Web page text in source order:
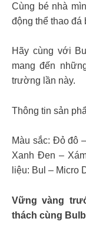
Cùng bé nhà
động thể thao đá
Hãy cùng với
mang đến
trường lần này.
Thông tin sản
Màu sắc: Đỏ đô
Xanh Đen –
liệu: Bul – Micro
Vững vàng
thách cùng